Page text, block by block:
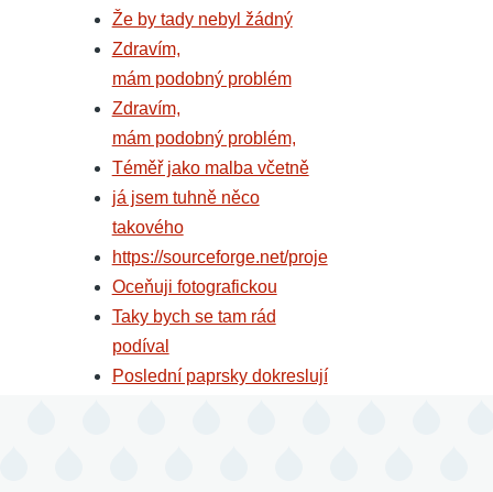
Že by tady nebyl žádný
Zdravím,
mám podobný problém
Zdravím,
mám podobný problém,
Téměř jako malba včetně
já jsem tuhně něco
takového
https://sourceforge.net/proje
Oceňuji fotografickou
Taky bych se tam rád
podíval
Poslední paprsky dokreslují